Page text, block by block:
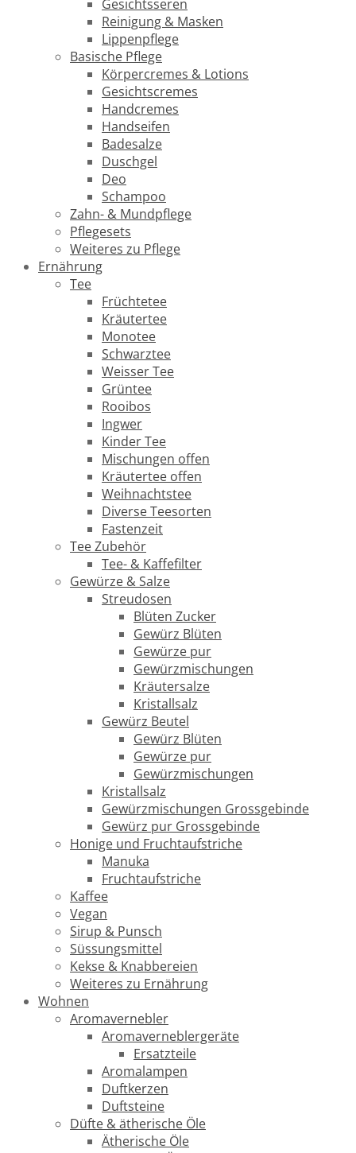
Gesichtsseren
Reinigung & Masken
Lippenpflege
Basische Pflege
Körpercremes & Lotions
Gesichtscremes
Handcremes
Handseifen
Badesalze
Duschgel
Deo
Schampoo
Zahn- & Mundpflege
Pflegesets
Weiteres zu Pflege
Ernährung
Tee
Früchtetee
Kräutertee
Monotee
Schwarztee
Weisser Tee
Grüntee
Rooibos
Ingwer
Kinder Tee
Mischungen offen
Kräutertee offen
Weihnachtstee
Diverse Teesorten
Fastenzeit
Tee Zubehör
Tee- & Kaffefilter
Gewürze & Salze
Streudosen
Blüten Zucker
Gewürz Blüten
Gewürze pur
Gewürzmischungen
Kräutersalze
Kristallsalz
Gewürz Beutel
Gewürz Blüten
Gewürze pur
Gewürzmischungen
Kristallsalz
Gewürzmischungen Grossgebinde
Gewürz pur Grossgebinde
Honige und Fruchtaufstriche
Manuka
Fruchtaufstriche
Kaffee
Vegan
Sirup & Punsch
Süssungsmittel
Kekse & Knabbereien
Weiteres zu Ernährung
Wohnen
Aromavernebler
Aromaverneblergeräte
Ersatzteile
Aromalampen
Duftkerzen
Duftsteine
Düfte & ätherische Öle
Ätherische Öle